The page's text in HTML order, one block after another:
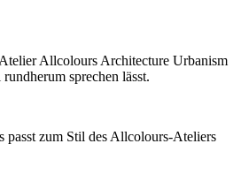
Allcolours Architecture Urbanism
sprechen lässt.
passt zum Stil des Allcolours-Ateliers